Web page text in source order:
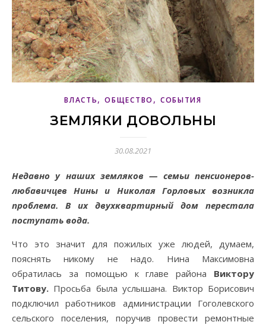
ВЛАСТЬ,ОБЩЕСТВО , СОБЫТИЯ
ЗЕМЛЯКИ ДОВОЛЬНЫ
30.08.2021
Недавно у наших земляков — семьи пенсионеров-
любавичцев Нины и Николая Горловых возникла
проблема. В их двухквартирный дом перестала
поступать вода.
Что это значит для пожилых уже людей, думаем,
пояснять никому не надо. Нина Максимовна
обратилась за помощью к главе района Виктору
Титову. Просьба была услышана. Виктор Борисович
подключил работников администрации Гоголевского
сельского поселения, поручив провести ремонтные